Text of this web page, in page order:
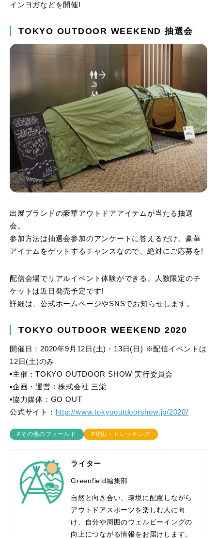
インヨガなどを開催!
TOKYO OUTDOOR WEEKEND 抽選会
出展ブランドの豪華アウトドアアイテムが当たる抽選
会。
参加方法は抽選会参加のアンケートに答えるだけ。豪華
アイテムをゲットするチャンスなので、絶対にご応募を!
配信会場でリアルイベント体験ができる、人数限定のチ
ケットは近日発売予定です!
詳細は、公式ホームページやSNSでお知らせします。
TOKYO OUTDOOR WEEKEND 2020
開催日：2020年9月12日(土)・13日(日) ※配信イベントは
12日(土)のみ
▪︎主催：TOKYO OUTDOOR SHOW 実行委員会
▪︎企画・運営：株式会社 三栄
▪︎協力媒体：GO OUT
公式サイト： http://www.tokyooutdoorshow.jp/2020/
#その他のフィールド #登山・トレッキング
ライター
Greenfield編集部
自然と向き合い、環境に配慮しながら
アウトドアスポーツを楽しむ人に向
け、自分や周囲のウェルビーイングの
向上につながる情報をお届けします。